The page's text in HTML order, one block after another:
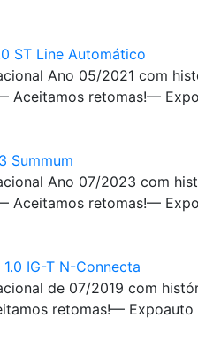
ST Line Automático
Ano 05/2021 com
Aceitamos retomas!—
Summum
Ano 07/2023 com
Aceitamos retomas!—
IG-T N-Connecta
de 07/2019 com
retomas!— Expoauto